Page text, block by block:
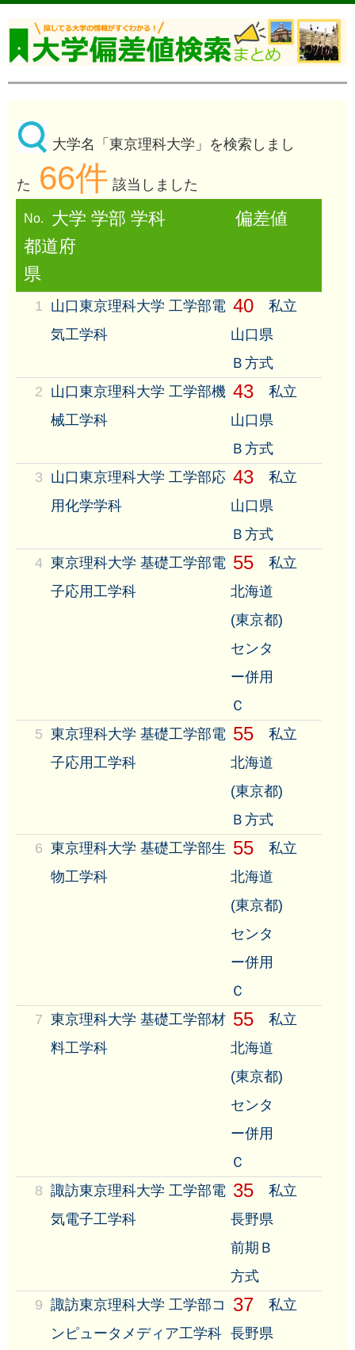
大学名「東京理科大学」を検索しまし
た 66件 該当しました
No. 大学 学部 学科
偏差値
都道府
県
1
山口東京理科大学 工学部電
気工学科
40
私立
山口県
Ｂ方式
2 山口東京理科大学 工学部機
械工学科
43
私立
山口県
Ｂ方式
3 山口東京理科大学 工学部応
用化学学科
43
私立
山口県
Ｂ方式
4 東京理科大学 基礎工学部電
子応用工学科
55
私立
北海道
(東京都)
センタ
ー併用
Ｃ
5 東京理科大学 基礎工学部電
子応用工学科
55
私立
北海道
(東京都)
Ｂ方式
6 東京理科大学 基礎工学部生
物工学科
55
私立
北海道
(東京都)
センタ
ー併用
Ｃ
7 東京理科大学 基礎工学部材
料工学科
55
私立
北海道
(東京都)
センタ
ー併用
Ｃ
8 諏訪東京理科大学 工学部電
気電子工学科
35
私立
長野県
前期Ｂ
方式
9 諏訪東京理科大学 工学部コ
ンピュータメディア工学科
37
私立
長野県